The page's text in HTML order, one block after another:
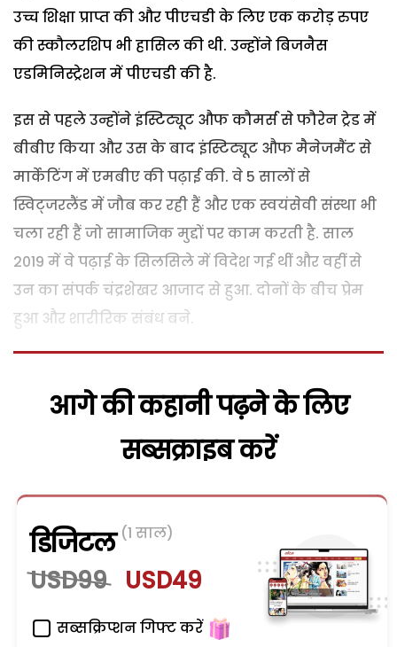
उच्च शिक्षा प्राप्त की और पीएचडी के लिए एक करोड़ रुपए
की स्कौलरशिप भी हासिल की थी. उन्होंने बिजनैस
एडमिनिस्ट्रेशन में पीएचडी की है.
इस से पहले उन्होंने इंस्टिट्यूट औफ कौमर्स से फौरेन ट्रेड में
बीबीए किया और उस के बाद इंस्टिट्यूट औफ मैनेजमैंट से
मार्केटिंग में एमबीए की पढ़ाई की. वे 5 सालों से
स्विट्जरलैंड में जौब कर रही हैं और एक स्वयंसेवी संस्था भी
चला रही हैं जो सामाजिक मुद्दों पर काम करती है. साल
2019 में वे पढ़ाई के सिलसिले में विदेश गई थीं और वहीं से
उन का संपर्क चंद्रशेखर आजाद से हुआ. दोनों के बीच प्रेम
हुआ और शारीरिक संबंध बने.
आगे की कहानी पढ़ने के लिए
सब्सक्राइब करें
डिजिटल (1 साल)
USD99 USD49
सब्सक्रिप्शन गिफ्ट करें